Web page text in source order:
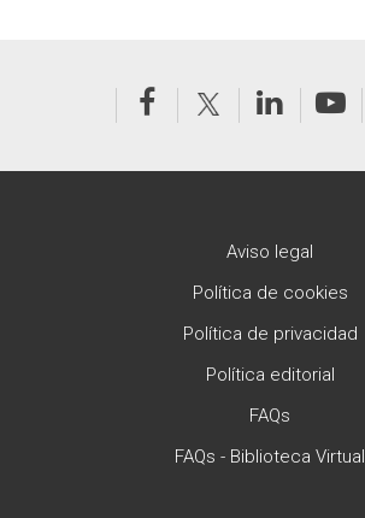
Aviso legal
Política de cookies
Política de privacidad
Política editorial
FAQs
FAQs - Biblioteca Virtual